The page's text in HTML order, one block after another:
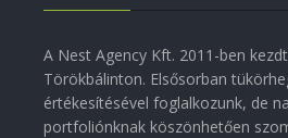
A Nest Agency Kft. 2011-ben
Törökbálinton. Elsősorban
értékesítésével foglalkozunk, de
portfoliónknak köszönhetően